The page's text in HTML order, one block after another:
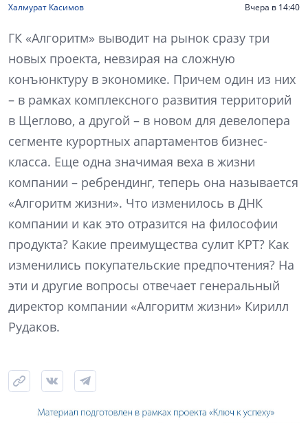
Халмурат Касимов Вчера в 14:40
ГК «Алгоритм» выводит на рынок сразу три
новых проекта, невзирая на сложную
конъюнктуру в экономике. Причем один из них
– в рамках комплексного развития территорий
в Щеглово, а другой – в новом для девелопера
сегменте курортных апартаментов бизнес-
класса. Еще одна значимая веха в жизни
компании – ребрендинг, теперь она называется
«Алгоритм жизни». Что изменилось в ДНК
компании и как это отразится на философии
продукта? Какие преимущества сулит КРТ? Как
изменились покупательские предпочтения? На
эти и другие вопросы отвечает генеральный
директор компании «Алгоритм жизни» Кирилл
Рудаков.